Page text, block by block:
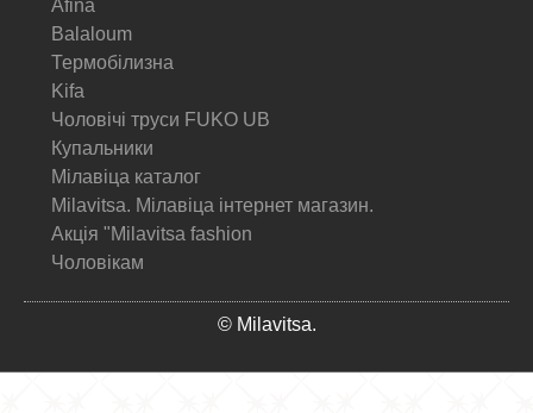
Afina
Balaloum
Термобілизна
Kifa
Чоловічі труси FUKO UB
Купальники
Мілавіца каталог
Milavitsa. Мілавіца інтернет магазин.
Акція "Milavitsa fashion
Чоловікам
© Milavitsa.